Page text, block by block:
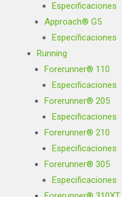
Especificaciones
Approach® G5
Especificaciones
Running
Forerunner® 110
Especificaciones
Forerunner® 205
Especificaciones
Forerunner® 210
Especificaciones
Forerunner® 305
Especificaciones